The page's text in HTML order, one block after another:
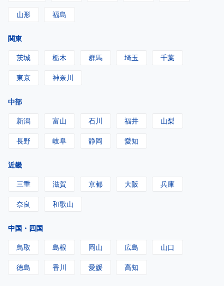
山形 福島
関東
茨城
栃木 群馬 埼玉 千葉
東京 神奈川
中部
新潟
富山 石川 福井 山梨
長野 岐阜 静岡 愛知
近畿
三重
滋賀 京都 大阪 兵庫
奈良 和歌山
中国・四国
鳥取
島根 岡山 広島 山口
徳島 香川 愛媛 高知